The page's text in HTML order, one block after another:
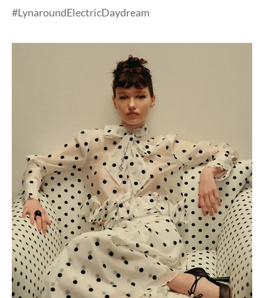
#LynaroundElectricDaydream